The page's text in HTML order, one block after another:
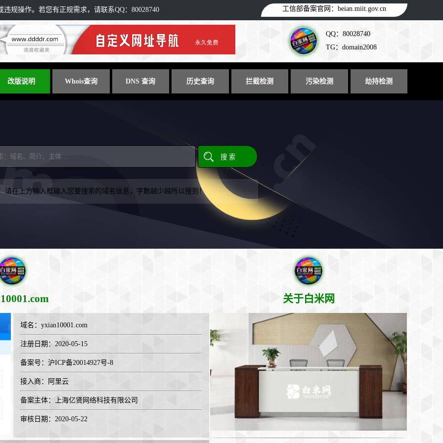
规操作。若您有正规需求，请联系QQ：80028740 工信部备案官网： beian.miit.gov.cn
QQ：80028740
TG：domain2008
改版说明 Whois查询 DNS 查询 历史查询 拦截检测 污染检测 劫持检测
请在上方输入框输入您要搜索的域名信息，字数越少越所以搜到！
域名： yxian10001.com
注册日期：2020-05-15
备案号：沪ICP备20014927号-8
接入商： 阿里云
备案主体：上海亿贤网络科技有限公司
审核日期：2020-05-22
关于白米网